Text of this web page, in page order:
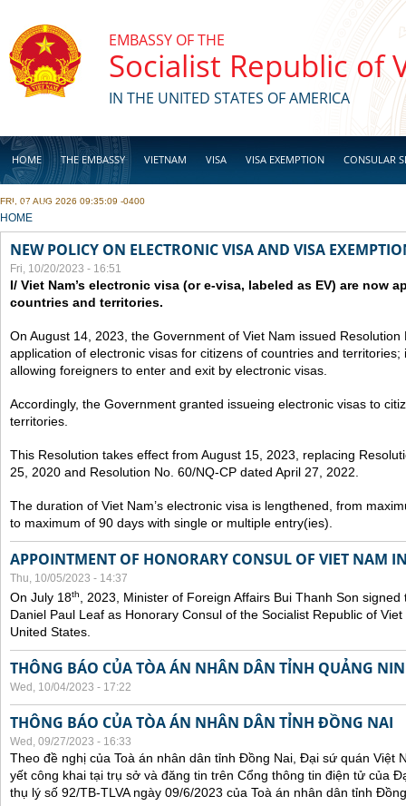
EMBASSY OF THE
Socialist Republic of
IN THE UNITED STATES OF AMERICA
HOME THE EMBASSY VIETNAM VISA VISA EXEMPTION CONSULAR
BUSINESS
FRI, 07 AUG 2026 09:35:09 -0400
YOU ARE HERE
HOME
NEW POLICY ON ELECTRONIC VISA AND VISA
Fri, 10/20/2023 - 16:51
I/ Viet Nam’s electronic visa (or e-visa, labeled as EV) are now
countries and territories.
On August 14, 2023, the Government of Viet Nam issued
application of electronic visas for citizens of countries and
allowing foreigners to enter and exit by electronic visas.
Accordingly, the Government granted issueing electronic visas to
territories.
This Resolution takes effect from August 15, 2023, replacing
25, 2020 and Resolution No. 60/NQ-CP dated April 27, 2022.
The duration of Viet Nam’s electronic visa is lengthened, from
to maximum of 90 days with single or multiple entry(ies).
APPOINTMENT OF HONORARY CONSUL OF VIET NAM
Thu, 10/05/2023 - 14:37
On July 18th
, 2023, Minister of Foreign Affairs Bui Thanh Son
Daniel Paul Leaf as Honorary Consul of the Socialist Republic of
United States.
THÔNG BÁO CỦA TÒA ÁN NHÂN DÂN TỈNH QUẢNG
Wed, 10/04/2023 - 17:22
THÔNG BÁO CỦA TÒA ÁN NHÂN DÂN TỈNH ĐỒNG NAI
Wed, 09/27/2023 - 16:33
Theo đề nghị của Toà án nhân dân tỉnh Đồng Nai, Đại sứ quán Việt
yết công khai tại trụ sở và đăng tin trên Cổng thông tin điện tử của
thụ lý số 92/TB-TLVA ngày 09/6/2023 của Toà án nhân dân tỉnh